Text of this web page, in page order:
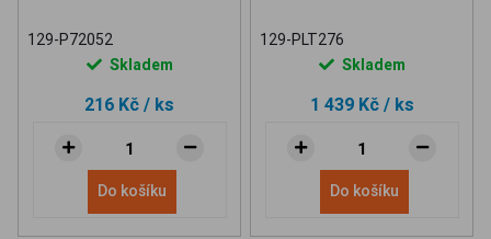
129-P72052
Skladem
216 Kč / ks
Do košíku
129-PLT276
Skladem
1 439 Kč / ks
Do košíku